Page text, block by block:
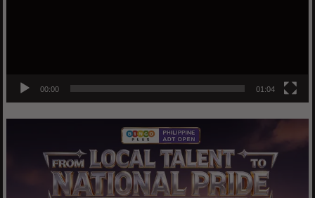
00:00 01:04